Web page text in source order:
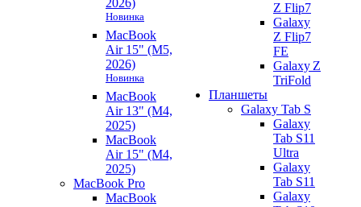
Новинка
MacBook
Air 15" (M5,
2026)
Новинка
MacBook
Air 13" (M4,
2025)
MacBook
Air 15" (M4,
2025)
MacBook Pro
MacBook
Z Flip7
Galaxy
Z Flip7
FE
Galaxy Z
TriFold
Планшеты
Galaxy Tab S
Galaxy
Tab S11
Ultra
Galaxy
Tab S11
Galaxy